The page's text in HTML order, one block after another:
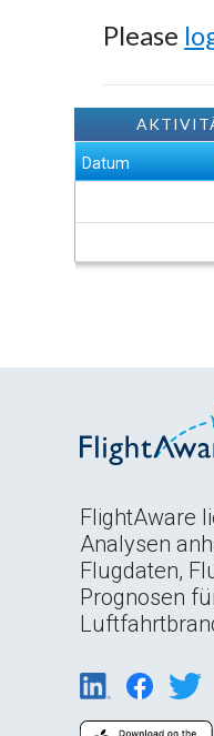
Please
Datum
FlightAware
Analysen
Flugdaten,
Prognosen